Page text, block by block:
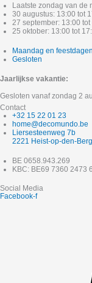
Laatste zondag van de
30 augustus: 13:00 tot
27 september: 13:00 tot
25 oktober: 13:00 tot
Maandag en feestdagen
Gesloten
Jaarlijkse vakantie:
Gesloten vanaf zondag 2
Contact
+32 15 22 01 23
home@decomundo.be
Liersesteenweg 7b
2221 Heist-op-den-Berg
BE 0658.943.269
KBC: BE69 7360 2473
Social Media
Facebook-f